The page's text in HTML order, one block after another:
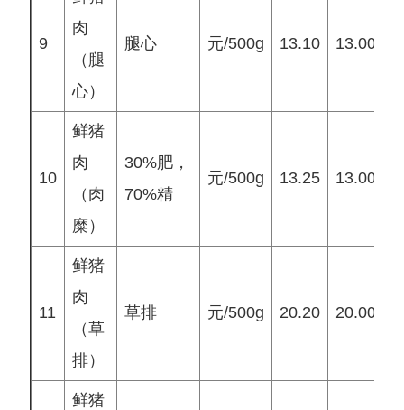
9
肉
（腿
心）
腿心 元/500g 13.10 13.00
10
鲜猪
肉
（肉
糜）
30%肥，
70%精
元/500g 13.25 13.00
11
鲜猪
肉
（草
排）
草排 元/500g 20.20 20.00
鲜猪